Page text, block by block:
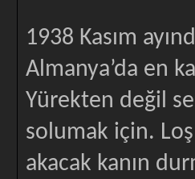
1938 Kasım
Almanya’da en
Yürekten değil
solumak için. Loş
akacak kanın